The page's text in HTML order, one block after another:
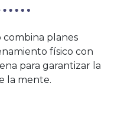
planes
físico con
para garantizar la
la mente.